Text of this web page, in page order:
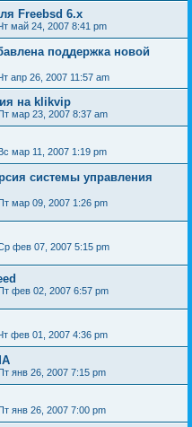
Freebsd 6.x
май 24, 2007 8:41 pm
поддержка новой
апр 26, 2007 11:57 am
на klikvip
мар 23, 2007 8:37 am
мар 11, 2007 1:19 pm
системы управления
мар 09, 2007 1:26 pm
фев 07, 2007 5:15 pm
фев 02, 2007 6:57 pm
фев 01, 2007 4:36 pm
янв 26, 2007 7:15 pm
янв 26, 2007 7:00 pm